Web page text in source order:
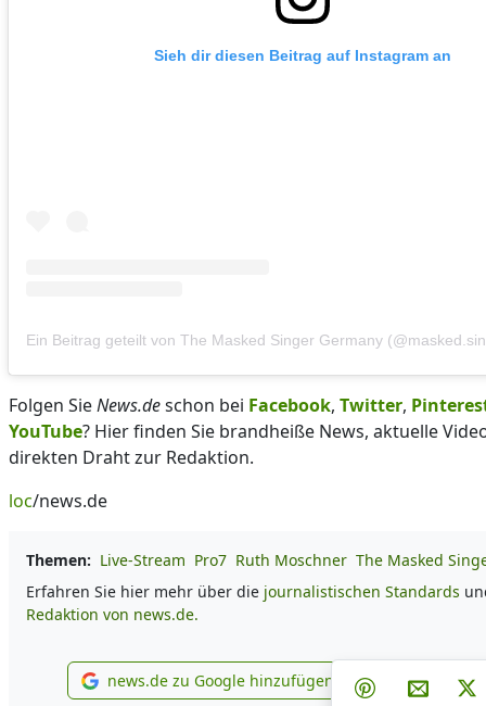
Sieh dir diesen Beitrag auf Instagram an
Ein Beitrag geteilt von The Masked Singer Germany
Folgen SieNews.deschon bei Facebook, Twitter,
YouTube? Hier finden Sie brandheiße News, aktuelle
direkten Draht zur Redaktion.
loc/news.de
Themen: Live-Stream Pro7 Ruth Moschner The Masked
Erfahren Sie hier mehr über die journalistischen Standards
Redaktion von news.de.
news.de zu Google hinzufügen
news.de zu Google hinzufügen Teilen auf
Teilen aufPer E-